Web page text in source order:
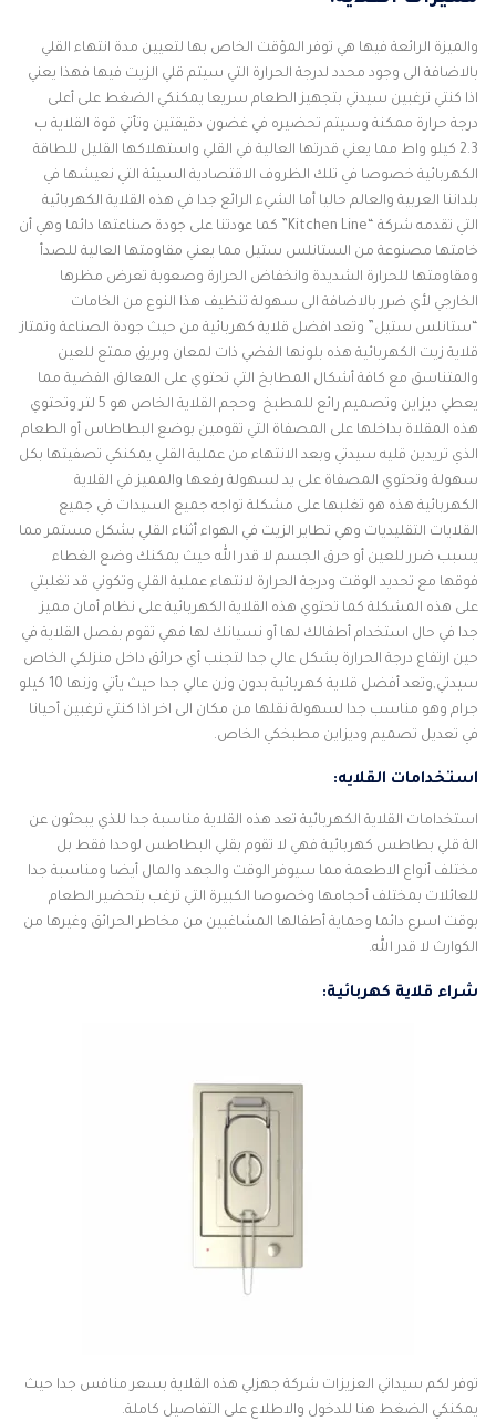
والميزة الرائعة فيها هي توفر المؤقت الخاص بها لتعيين مدة انتهاء القلي
بالاضافة الى وجود محدد لدرجة الحرارة التي سيتم قلي الزيت فيها فهذا يعني
اذا كنتي ترغبين سيدتي بتجهيز الطعام سريعا يمكنكي الضغط على أعلى
درجة حرارة ممكنة وسيتم تحضيره في غضون دقيقتين وتأتي قوة القلاية ب
2.3 كيلو واط مما يعني قدرتها العالية في القلي واستهلاكها القليل للطاقة
الكهربائية خصوصا في تلك الظروف الاقتصادية السيئة التي نعيشها في
بلداننا العربية والعالم حاليا أما الشيء الرائع جدا في هذه القلاية الكهربائية
التي تقدمه شركة “Kitchen Line” كما عودتنا على جودة صناعتها دائما وهي أن
خامتها مصنوعة من الستانلس ستيل مما يعني مقاومتها العالية للصدأ
ومقاومتها للحرارة الشديدة وانخفاض الحرارة وصعوبة تعرض مظرها
الخارجي لأي ضرر بالاضافة الى سهولة تنظيف هذا النوع من الخامات
“ستانلس ستيل” وتعد افضل قلاية كهربائية من حيث جودة الصناعة وتمتاز
قلاية زيت الكهربائية هذه بلونها الفضي ذات لمعان وبريق ممتع للعين
والمتناسق مع كافة أشكال المطابخ التي تحتوي على المعالق الفضية مما
يعطي ديزاين وتصميم رائع للمطبخ وحجم القلاية الخاص هو 5 لتر وتحتوي
هذه المقلاة بداخلها على المصفاة التي تقومين بوضع البطاطاس أو الطعام
الذي تريدين قليه سيدتي وبعد الانتهاء من عملية القلي يمكنكي تصفيتها بكل
سهولة وتحتوي المصفاة على يد لسهولة رفعها والمميز في القلاية
الكهربائية هذه هو تغلبها على مشكلة تواجه جميع السيدات في جميع
القلايات التقليديات وهي تطاير الزيت في الهواء أثناء القلي بشكل مستمر مما
يسبب ضرر للعين أو حرق الجسم لا قدر الله حيث يمكنك وضع الغطاء
فوقها مع تحديد الوقت ودرجة الحرارة لانتهاء عملية القلي وتكوني قد تغلبتي
على هذه المشكلة كما تحتوي هذه القلاية الكهربائية على نظام أمان مميز
جدا في حال استخدام أطفالك لها أو نسيانك لها فهي تقوم بفصل القلاية في
حين ارتفاع درجة الحرارة بشكل عالي جدا لتجنب أي حرائق داخل منزلكي الخاص
سيدتي,وتعد أفضل قلاية كهربائية بدون وزن عالي جدا حيث يأتي وزنها 10 كيلو
جرام وهو مناسب جدا لسهولة نقلها من مكان الى اخر اذا كنتي ترغبين أحيانا
في تعديل تصميم وديزاين مطبخكي الخاص.
استخدامات القلايه:
استخدامات القلاية الكهربائية تعد هذه القلاية مناسبة جدا للذي يبحثون عن
الة قلي بطاطس كهربائية فهي لا تقوم بقلي البطاطس لوحدا فقط بل
مختلف أنواع الاطعمة مما سيوفر الوقت والجهد والمال أيضا ومناسبة جدا
للعائلات بمختلف أحجامها وخصوصا الكبيرة التي ترغب بتحضير الطعام
بوقت اسرع دائما وحماية أطفالها المشاغبين من مخاطر الحرائق وغيرها من
الكوارث لا قدر الله.
شراء قلاية كهربائية:
توفر لكم سيداتي العزيزات شركة جهزلي هذه القلاية بسعر منافس جدا حيث
يمكنكي الضغط هنا للدخول والاطلاع على التفاصيل كاملة.